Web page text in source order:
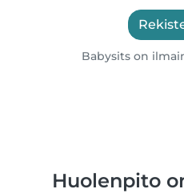
Babysits on
Huolenpito